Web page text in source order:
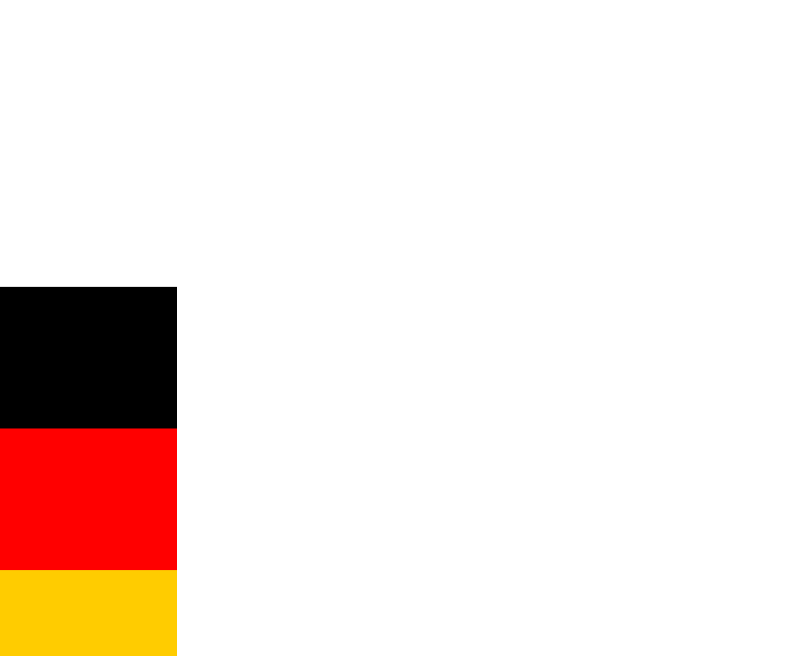
um unsere Produkte.